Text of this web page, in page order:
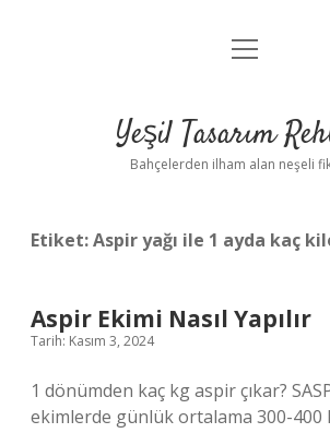
Anasayfa
Yasal Uyarı
menüyü
Yeşil Tasarım
Bahçelerden ilham alan neşeli
Etiket:Aspir yağı ile 1 ayda kaç
Aspir Ekimi Nasıl Yapılır
Tarih: Kasım 3, 2024
1 dönümden kaç kg aspir çıkar?
ekimlerde günlük ortalama 300-400